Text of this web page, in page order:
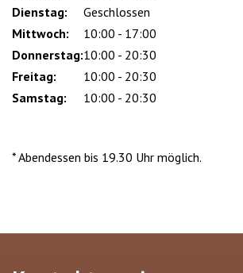
Dienstag:
Geschlossen
Mittwoch:
10:00 - 17:00
Donnerstag:10:00 - 20:30
Freitag:
10:00 - 20:30
Samstag:
10:00 - 20:30
* Abendessen bis 19.30 Uhr möglich.